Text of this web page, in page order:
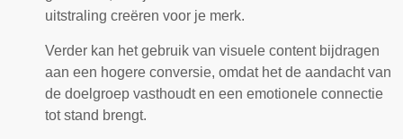
uitstraling creëren voor je merk.
Verder kan het gebruik van visuele content bijdragen
aan een hogere conversie, omdat het de aandacht van
de doelgroep vasthoudt en een emotionele connectie
tot stand brengt.